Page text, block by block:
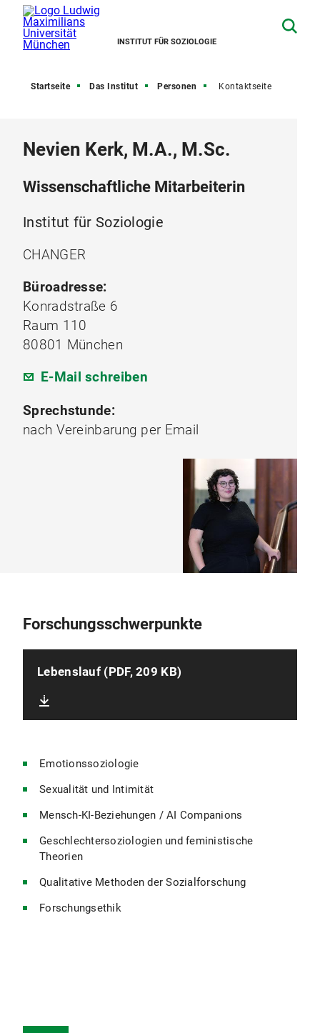
INSTITUT FÜR SOZIOLOGIE
Startseite Das Institut Personen Kontaktseite
Nevien Kerk, M.A., M.Sc.
Wissenschaftliche Mitarbeiterin
Institut für Soziologie
CHANGER
Büroadresse:
Konradstraße 6
Raum 110
80801 München
E-Mail schreiben
Sprechstunde:
nach Vereinbarung per Email
Forschungsschwerpunkte
Lebenslauf (PDF, 209 KB)
Emotionssoziologie
Sexualität und Intimität
Mensch-KI-Beziehungen / AI Companions
Geschlechtersoziologien und feministische
Theorien
Qualitative Methoden der Sozialforschung
Forschungsethik